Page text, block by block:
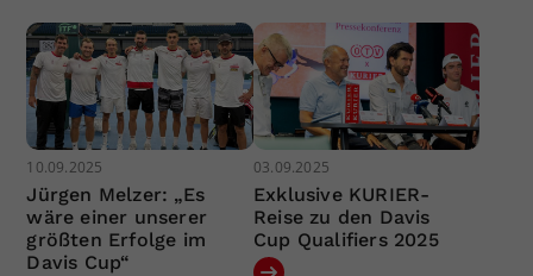
10.09.2025
Jürgen Melzer: „Es
wäre einer unserer
größten Erfolge im
Davis Cup“
03.09.2025
Exklusive KURIER-
Reise zu den Davis
Cup Qualifiers 2025